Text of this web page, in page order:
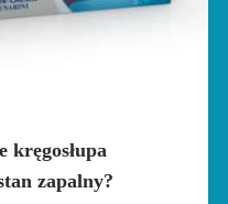
kręgosłupa
zapalny?